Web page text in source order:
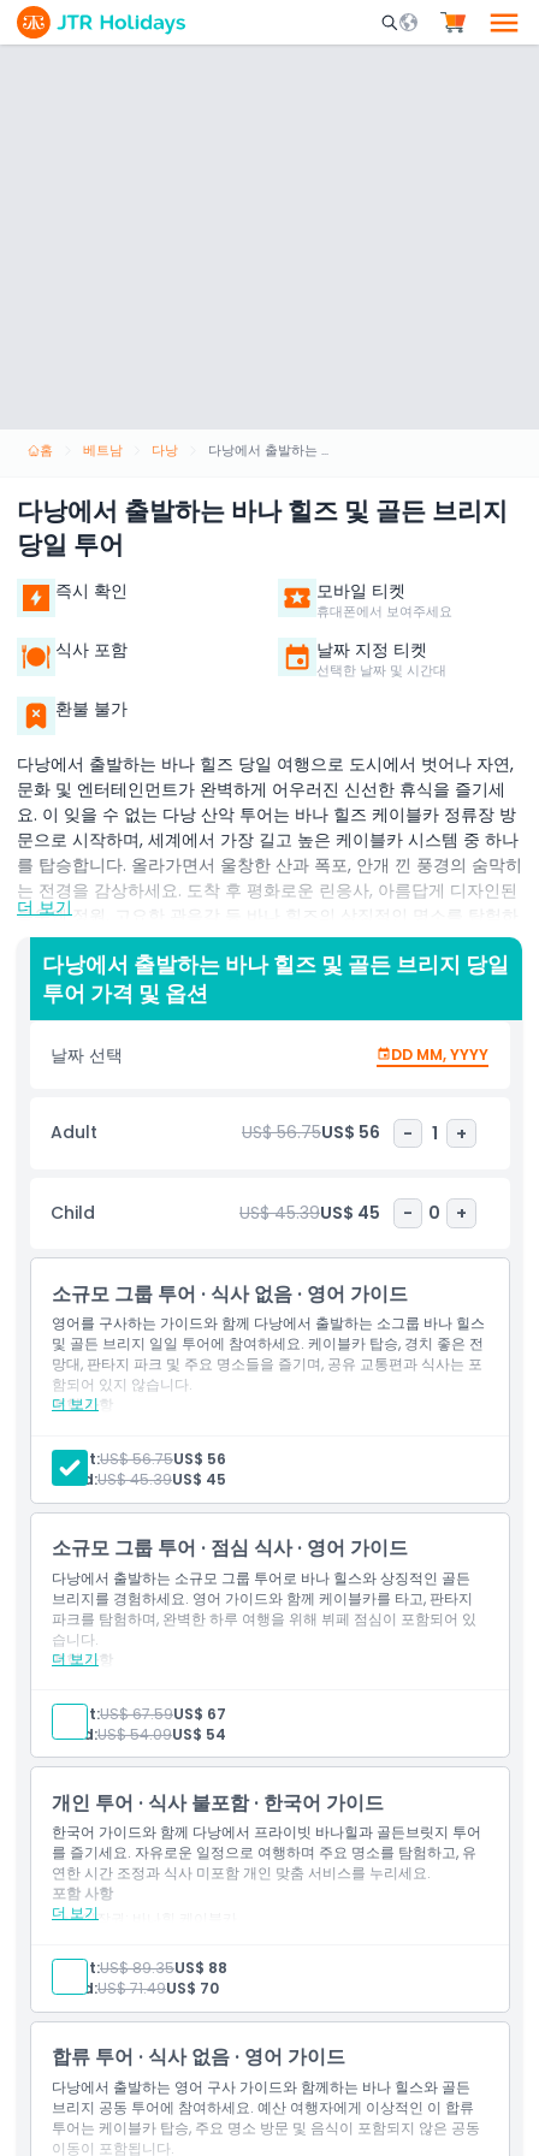
Mobile Search
홈 베트남 다낭 다낭에서 출발하는 바나 힐즈 및 골든 브리지 당일 투어
다낭에서 출발하는 바나 힐즈 및 골든 브리지
당일 투어
즉시 확인 모바일 티켓
휴대폰에서 보여주세요
식사 포함 날짜 지정 티켓
선택한 날짜 및 시간대
환불 불가
다낭에서 출발하는 바나 힐즈 당일 여행으로 도시에서 벗어나 자연,
문화 및 엔터테인먼트가 완벽하게 어우러진 신선한 휴식을 즐기세
요. 이 잊을 수 없는 다낭 산악 투어는 바나 힐즈 케이블카 정류장 방
문으로 시작하며, 세계에서 가장 길고 높은 케이블카 시스템 중 하나
를 탑승합니다. 올라가면서 울창한 산과 폭포, 안개 낀 풍경의 숨막히
는 전경을 감상하세요. 도착 후 평화로운 린응사, 아름답게 디자인된
록우옌 정원, 고요한 관음각 등 바나 힐즈의 상징적인 명소를 탐험하
세요. 데베이 역으로 이동해 베트남 최대 실내 놀이공원 중 하나인
판타지 파크에서 신나는 오전 시간을 보내고, 다양한 게임과 가족 친
화적인 활동을 즐기세요. 식욕을 돋운 후 바나 힐즈에서 현지 및 세
계 각국의 요리를 제공하는 맛있는 뷔페 점심을 즐기세요. 오후에는
매력적인 원숭이 정원을 방문하고 베트남 중부 최고봉인 신산(神山)
에서 모험을 마무리한 후 편안히 다낭으로 돌아갑니다. 이 바나 힐즈
포함 사항
아동 성인 정책
포함되지 않는 사항
적합하지 않은 대상
알아야 할 사항
위치
취소 정책
더 보기
다낭에서 출발하는 바나 힐즈 및 골든 브리지 당일
투어 가격 및 옵션
날짜 선택 DD MM, YYYY
Adult US$ 56.75US$ 56 - 1 +
Child US$ 45.39US$ 45 - 0 +
소규모 그룹 투어 · 식사 없음 · 영어 가이드
영어를 구사하는 가이드와 함께 다낭에서 출발하는 소그룹 바나 힐스
및 골든 브리지 일일 투어에 참여하세요. 케이블카 탑승, 경치 좋은 전
망대, 판타지 파크 및 주요 명소들을 즐기며, 공유 교통편과 식사는 포
함되어 있지 않습니다.
더 보기
포함 사항
입장: 선월드 바나 힐스
입장: 골든 브리지
입장: 프렌치 빌리지
입장: 판타지 파크
호텔 왕복 교통편
만남 장소 왕복 교통편
교통편
Adult:US$ 56.75US$ 56
Child:US$ 45.39US$ 45
소규모 그룹 투어 · 점심 식사 · 영어 가이드
다낭에서 출발하는 소규모 그룹 투어로 바나 힐스와 상징적인 골든
브리지를 경험하세요. 영어 가이드와 함께 케이블카를 타고, 판타지
파크를 탐험하며, 완벽한 하루 여행을 위해 뷔페 점심이 포함되어 있
습니다.
더 보기
포함 사항
입장권: 선월드 바나힐
입장권: 골든 브리지
입장권: 프렌치 빌리지
입장권: 판타지 파크
점심
호텔 왕복 픽업 및 드롭 서비스
만남 장소 왕복 픽업 및 드롭 서비스
교통편
Adult:US$ 67.59US$ 67
Child:US$ 54.09US$ 54
개인 투어 · 식사 불포함 · 한국어 가이드
한국어 가이드와 함께 다낭에서 프라이빗 바나힐과 골든브릿지 투어
를 즐기세요. 자유로운 일정으로 여행하며 주요 명소를 탐험하고, 유
연한 시간 조정과 식사 미포함 개인 맞춤 서비스를 누리세요.
더 보기
포함 사항
입장권: 바나힐 케이블카
입장권: 골든 브릿지
입장권: 프렌치 빌리지
입장권: 판타지 파크
한국어 가이드
만남 장소 왕복 교통편
교통편
Adult:US$ 89.35US$ 88
Child:US$ 71.49US$ 70
합류 투어 · 식사 없음 · 영어 가이드
다낭에서 출발하는 영어 구사 가이드와 함께하는 바나 힐스와 골든
브리지 공동 투어에 참여하세요. 예산 여행자에게 이상적인 이 합류
투어는 케이블카 탑승, 주요 명소 방문 및 음식이 포함되지 않은 공동
이동이 포함됩니다.